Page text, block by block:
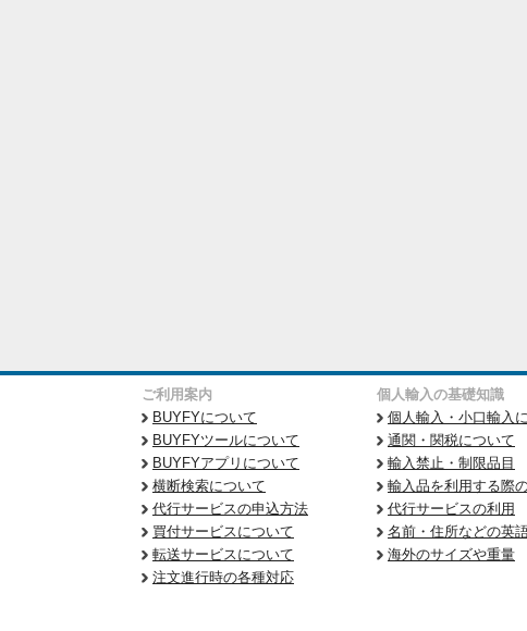
ご利用案内
BUYFYについて
BUYFYツールについて
BUYFYアプリについて
横断検索について
代行サービスの申込方法
買付サービスについて
転送サービスについて
注文進行時の各種対応
個人輸入の基礎知識
個人輸入・小口輸入
通関・関税について
輸入禁止・制限品目
輸入品を利用する際
代行サービスの利用
名前・住所などの英
海外のサイズや重量